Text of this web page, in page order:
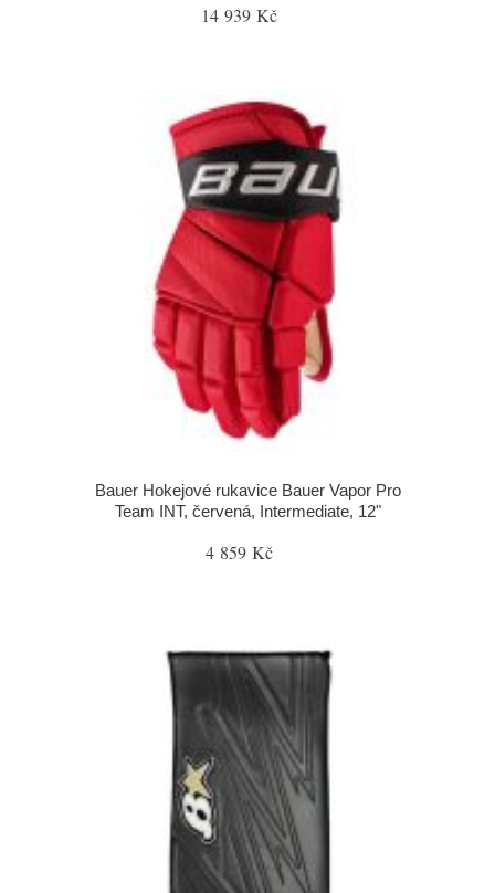
14 939 Kč
Bauer Hokejové rukavice Bauer Vapor Pro
Team INT, červená, Intermediate, 12"
4 859 Kč